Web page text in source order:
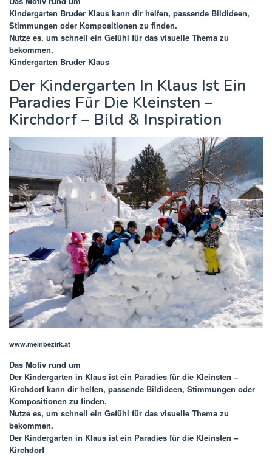
Kindergarten Bruder Klaus kann dir helfen, passende Bildideen,
Stimmungen oder Kompositionen zu finden.
Nutze es, um schnell ein Gefühl für das visuelle Thema zu
bekommen.
Kindergarten Bruder Klaus
Der Kindergarten In Klaus Ist Ein
Paradies Für Die Kleinsten –
Kirchdorf – Bild & Inspiration
www.meinbezirk.at
Das Motiv rund um
Der Kindergarten in Klaus ist ein Paradies für die Kleinsten –
Kirchdorf kann dir helfen, passende Bildideen, Stimmungen oder
Kompositionen zu finden.
Nutze es, um schnell ein Gefühl für das visuelle Thema zu
bekommen.
Der Kindergarten in Klaus ist ein Paradies für die Kleinsten –
Kirchdorf